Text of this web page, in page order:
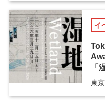
イ
「
東